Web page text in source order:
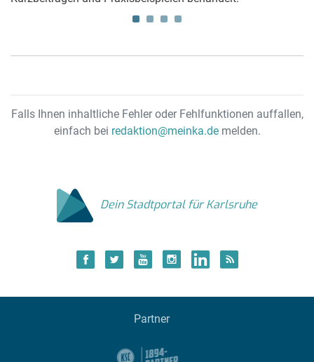
Falls Ihnen inhaltliche Fehler oder Fehlfunktionen auffallen,
einfach bei redaktion@meinka.demelden.
Dein Stadtportal für Karlsruhe
Partner